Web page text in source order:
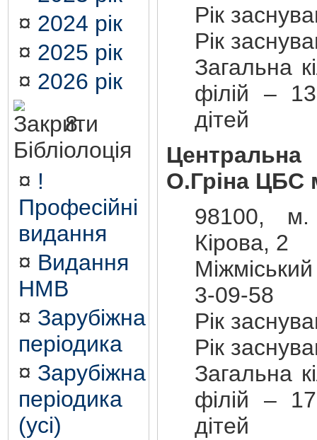
¤ 2024 рік
¤ 2025 рік
¤ 2026 рік
8.
Бібліолоція
¤ !
Професійні
видання
¤ Видання
НМВ
¤ Зарубіжна
періодика
¤ Зарубіжна
періодика
(усі)
Рік
Рік
Загальна
філій –
дітей
Центральна
О.Гріна ЦБС
98100, м.
Кірова, 2
3-09-58
Рік
Рік
Загальна
філій –
дітей